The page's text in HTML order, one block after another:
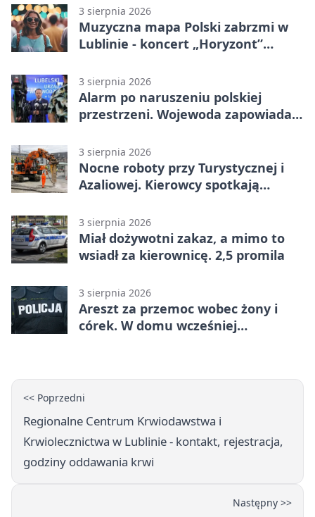
3 sierpnia 2026
Muzyczna mapa Polski zabrzmi w
Lublinie - koncert „Horyzont”
3 sierpnia 2026
Alarm po naruszeniu polskiej
przestrzeni. Wojewoda zapowiada
3 sierpnia 2026
Nocne roboty przy Turystycznej i
Azaliowej. Kierowcy spotkają
3 sierpnia 2026
Miał dożywotni zakaz, a mimo to
wsiadł za kierownicę. 2,5 promila
3 sierpnia 2026
Areszt za przemoc wobec żony i
córek. W domu wcześniej
<< Poprzedni
Regionalne Centrum Krwiodawstwa i
Krwiolecznictwa w Lublinie - kontakt, rejestracja,
godziny oddawania krwi
Następny >>